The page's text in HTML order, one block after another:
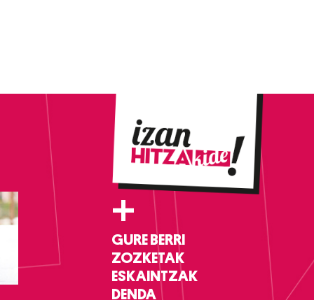
+
GURE BERRI
ZOZKETAK
ESKAINTZAK
DENDA